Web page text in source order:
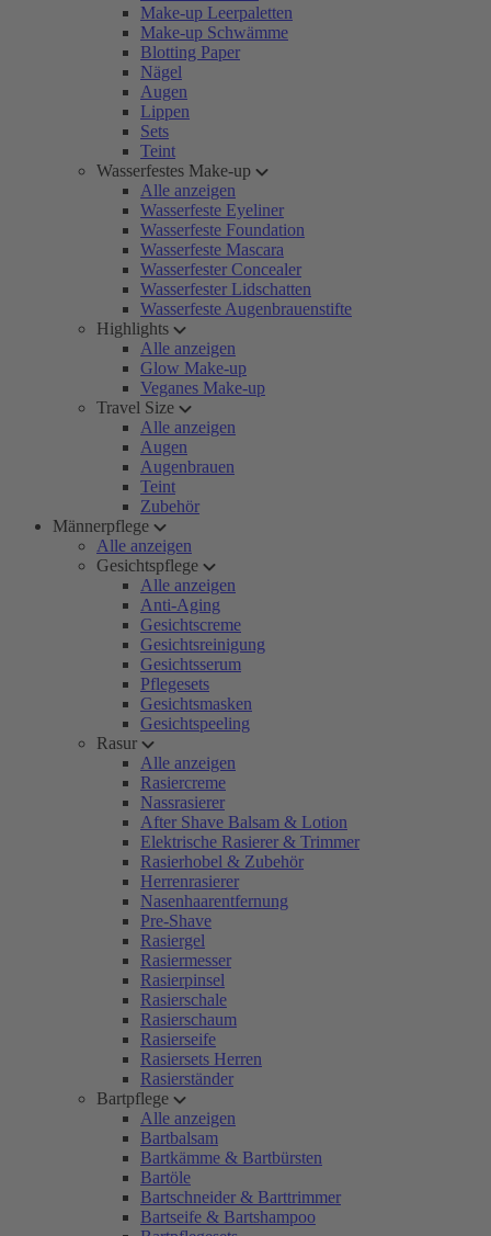
Make-up Leerpaletten
Make-up Schwämme
Blotting Paper
Nägel
Augen
Lippen
Sets
Teint
Wasserfestes Make-up
Alle anzeigen
Wasserfeste Eyeliner
Wasserfeste Foundation
Wasserfeste Mascara
Wasserfester Concealer
Wasserfester Lidschatten
Wasserfeste Augenbrauenstifte
Highlights
Alle anzeigen
Glow Make-up
Veganes Make-up
Travel Size
Alle anzeigen
Augen
Augenbrauen
Teint
Zubehör
Männerpflege
Alle anzeigen
Gesichtspflege
Alle anzeigen
Anti-Aging
Gesichtscreme
Gesichtsreinigung
Gesichtsserum
Pflegesets
Gesichtsmasken
Gesichtspeeling
Rasur
Alle anzeigen
Rasiercreme
Nassrasierer
After Shave Balsam & Lotion
Elektrische Rasierer & Trimmer
Rasierhobel & Zubehör
Herrenrasierer
Nasenhaarentfernung
Pre-Shave
Rasiergel
Rasiermesser
Rasierpinsel
Rasierschale
Rasierschaum
Rasierseife
Rasiersets Herren
Rasierständer
Bartpflege
Alle anzeigen
Bartbalsam
Bartkämme & Bartbürsten
Bartöle
Bartschneider & Barttrimmer
Bartseife & Bartshampoo